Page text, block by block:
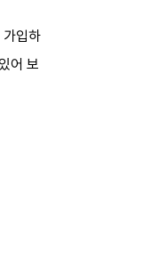
가입하
어 보